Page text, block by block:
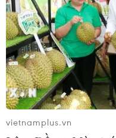
vietnamplus.vn